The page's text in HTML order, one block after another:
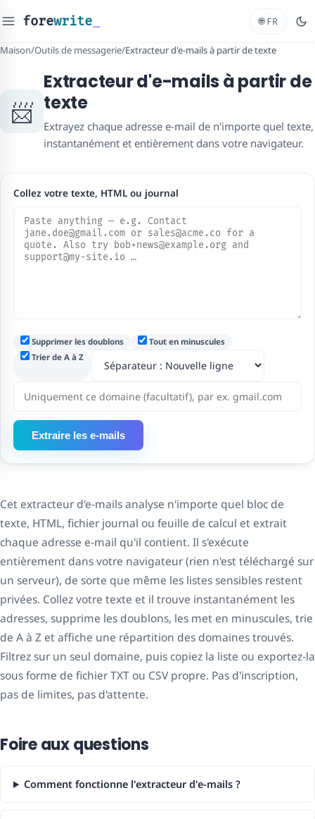
forewrite 🌐 FR
Maison/Outils de messagerie/Extracteur d'e-mails à partir de texte
📨
Extracteur d'e-mails à partir de
texte
Extrayez chaque adresse e-mail de n'importe quel texte,
instantanément et entièrement dans votre navigateur.
Collez votre texte, HTML ou journal
Supprimer les doublons
Tout en minuscules
Trier de A à Z
Extraire les e-mails
Cet extracteur d'e-mails analyse n'importe quel bloc de
texte, HTML, fichier journal ou feuille de calcul et extrait
chaque adresse e-mail qu'il contient. Il s'exécute
entièrement dans votre navigateur (rien n'est téléchargé sur
un serveur), de sorte que même les listes sensibles restent
privées. Collez votre texte et il trouve instantanément les
adresses, supprime les doublons, les met en minuscules, trie
de A à Z et affiche une répartition des domaines trouvés.
Filtrez sur un seul domaine, puis copiez la liste ou exportez-la
sous forme de fichier TXT ou CSV propre. Pas d'inscription,
pas de limites, pas d'attente.
Foire aux questions
Comment fonctionne l'extracteur d'e-mails ?